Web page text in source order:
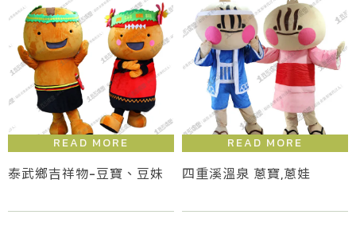
泰武鄉吉祥物-豆寶、豆妹 四重溪溫泉 蔥寶,蔥娃